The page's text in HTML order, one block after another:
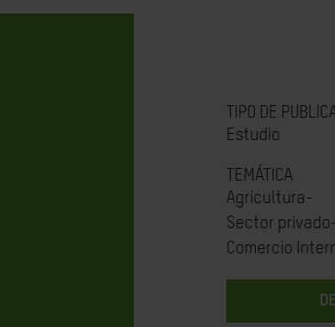
TIPO DE
Estudio
TEMÁTICA
Agricultura-
Sector
Comercio